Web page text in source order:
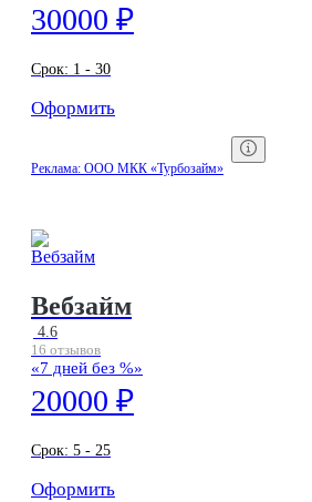
30000 ₽
Срок: 1 - 30
Оформить
Реклама: ООО МКК «Турбозайм»
Вебзайм
4.6
16 отзывов
«7 дней без %»
20000 ₽
Срок: 5 - 25
Оформить